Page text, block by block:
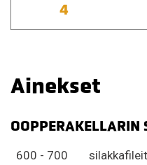
4
Ainekset
OOPPERAKELLARIN
600 - 700